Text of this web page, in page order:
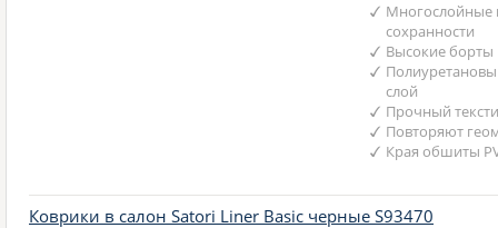
Многослойные
сохранности
Высокие борты
слой
Прочный
Повторяют
Края обшиты
Коврики в салон Satori Liner Basic черные S93470